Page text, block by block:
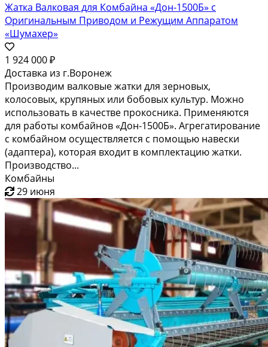
Жатка Валковая для Комбайна «Дон-1500Б» с
Оригинальным Приводом и Режущим Аппаратом
«Шумахер»
1 924 000 ₽
Доставка из г.Воронеж
Производим валковые жатки для зерновых,
колосовых, крупяных или бобовых культур. Можно
использовать в качестве прокосника. Применяются
для работы комбайнов «Дон-1500Б». Агрегатирование
с комбайном осуществляется с помощью навески
(адаптера), которая входит в комплектацию жатки.
Производство...
Комбайны
29 июня